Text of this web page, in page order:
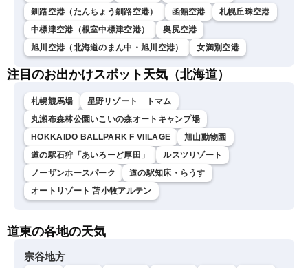
釧路空港（たんちょう釧路空港）
函館空港
札幌丘珠空港
中標津空港（根室中標津空港）
奥尻空港
旭川空港（北海道のまん中・旭川空港）
女満別空港
注目のお出かけスポット天気（北海道）
札幌競馬場
星野リゾート トマム
丸瀬布森林公園いこいの森オートキャンプ場
HOKKAIDO BALLPARK F VIILAGE
旭山動物園
道の駅石狩「あいろーど厚田」
ルスツリゾート
ノーザンホースパーク
道の駅知床・らうす
オートリゾート 苫小牧アルテン
道東の各地の天気
宗谷地方